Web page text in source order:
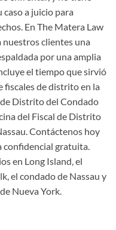
caso a juicio para
En The Matera Law
nuestros clientes una
por una amplia
el tiempo que sirvió
fiscales de distrito en la
Distrito del Condado
del Fiscal de Distrito
Contáctenos hoy
confidencial gratuita.
en Long Island, el
el condado de Nassau y
Nueva York.